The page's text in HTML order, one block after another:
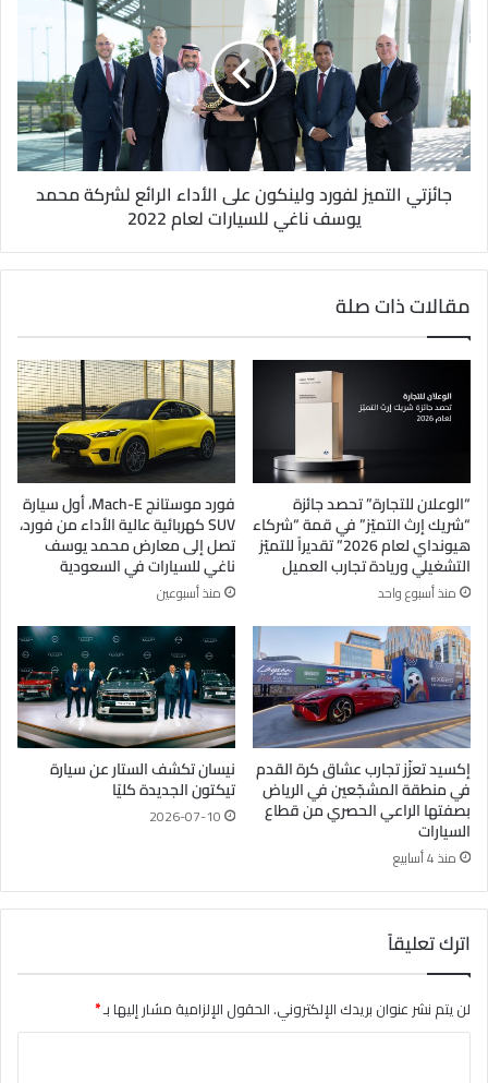
جائزتي التميز لفورد ولينكون على الأداء الرائع لشركة محمد
يوسف ناغي للسيارات لعام 2022
مقالات ذات صلة
“الوعلان للتجارة” تحصد جائزة
“شريك إرث التميّز” في قمة “شركاء
هيونداي لعام 2026” تقديراً للتميّز
التشغيلي وريادة تجارب العميل
منذ أسبوع واحد
فورد موستانج Mach-E، أول سيارة
SUV كهربائية عالية الأداء من فورد،
تصل إلى معارض محمد يوسف
ناغي للسيارات في السعودية
منذ أسبوعين
إكسيد تعزّز تجارب عشاق كرة القدم
في منطقة المشجّعين في الرياض
بصفتها الراعي الحصري من قطاع
السيارات
منذ 4 أسابيع
نيسان تكشف الستار عن سيارة
تيكتون الجديدة كليًا
2026-07-10
اترك تعليقاً
لن يتم نشر عنوان بريدك الإلكتروني.الحقول الإلزامية مشار إليها بـ*